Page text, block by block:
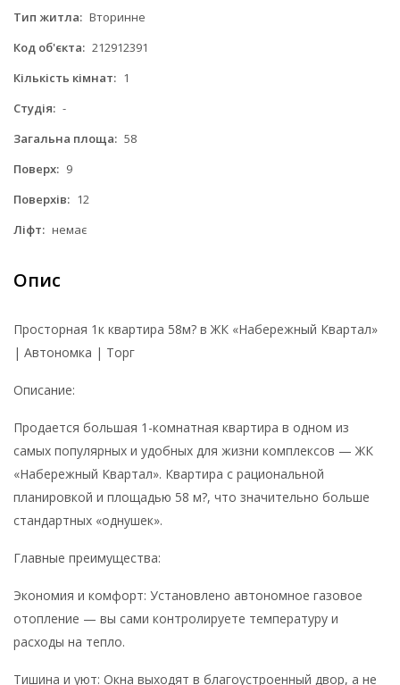
Тип житла: Вторинне
Код об'єкта: 212912391
Кількість кімнат: 1
Студія: -
Загальна площа: 58
Поверх: 9
Поверхів: 12
Ліфт: немає
Опис
Просторная 1к квартира 58м? в ЖК «Набережный Квартал»
| Автономка | Торг
Описание:
Продается большая 1-комнатная квартира в одном из
самых популярных и удобных для жизни комплексов — ЖК
«Набережный Квартал». Квартира с рациональной
планировкой и площадью 58 м?, что значительно больше
стандартных «однушек».
Главные преимущества:
Экономия и комфорт: Установлено автономное газовое
отопление — вы сами контролируете температуру и
расходы на тепло.
Тишина и уют: Окна выходят в благоустроенный двор, а не